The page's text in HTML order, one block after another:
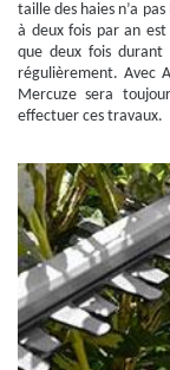
taille des haies n’a
à deux fois par an est
que deux fois durant
régulièrement. Avec
Mercuze sera
effectuer ces travaux.